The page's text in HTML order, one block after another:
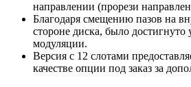
направлении (прорези
Благодаря смещению пазов на
стороне диска, было
модуляции.
Версия с 12 слотами
качестве опции под заказ за